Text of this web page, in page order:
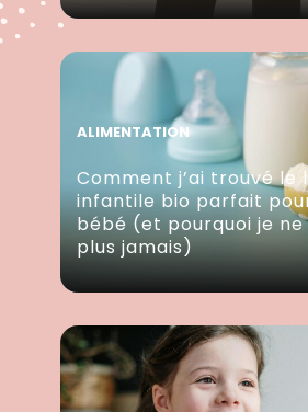
ALIMENTATION
Comment j’ai trouvé le
infantile bio parfait
bébé (et pourquoi je
plus jamais)